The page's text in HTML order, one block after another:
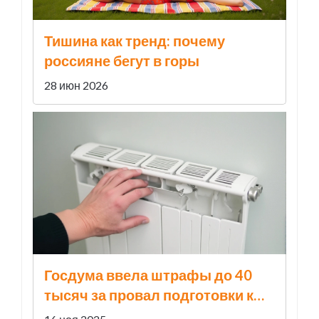
Тишина как тренд: почему
россияне бегут в горы
28 июн 2026
Госдума ввела штрафы до 40
тысяч за провал подготовки к
отопительному сезону